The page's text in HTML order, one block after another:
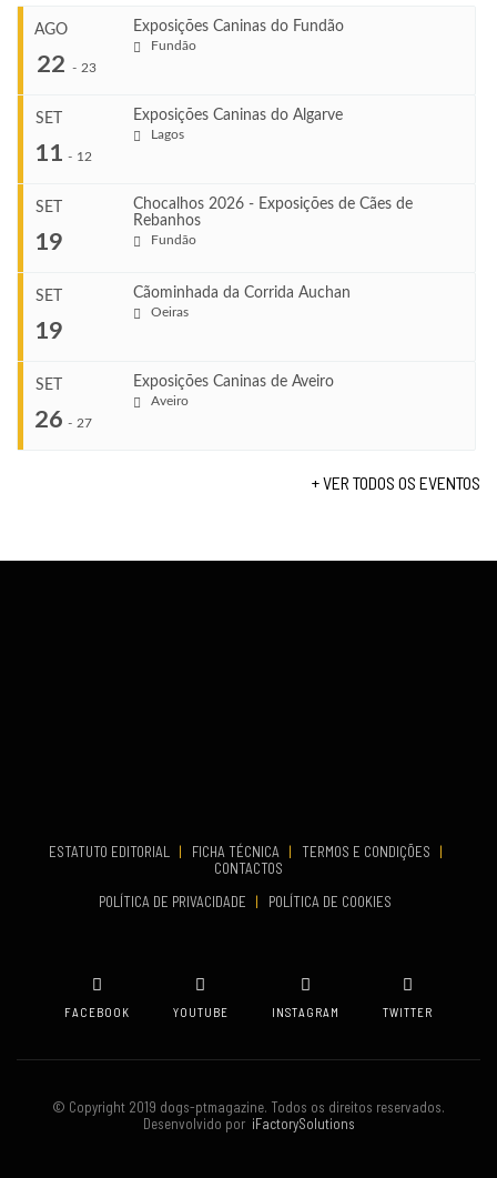
AGO
22 - 23
Exposições Caninas do Fundão
Fundão
Ago 22, 2026
Ago 23, 2026
VENUE
SET
11 - 12
Exposições Caninas do Algarve
Lagos
Set 11, 2026
Set 12, 2026
VENUE
SET
19
Chocalhos 2026 - Exposições de Cães de
Rebanhos
Fundão
Set 19, 2026
SET
19
Cãominhada da Corrida Auchan
Oeiras
SET
26 - 27
Exposições Caninas de Aveiro
Aveiro
+ VER TODOS OS EVENTOS
ESTATUTO EDITORIAL | FICHA TÉCNICA | TERMOS E CONDIÇÕES
|
CONTACTOS
POLÍTICA DE PRIVACIDADE
| POLÍTICA DE COOKIES
FACEBOOK YOUTUBE INSTAGRAM TWITTER
© Copyright 2019 dogs-ptmagazine. Todos os direitos reservados.
Desenvolvido poriFactorySolutions